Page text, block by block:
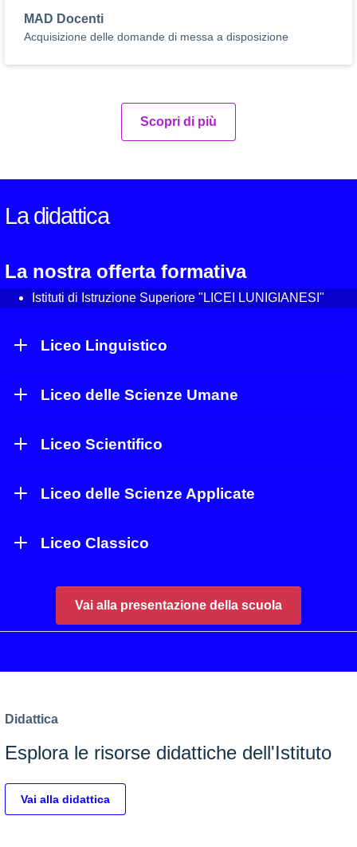
MAD Docenti
Acquisizione delle domande di messa a disposizione
Scopri di più
La didattica
La nostra offerta formativa
Istituti di Istruzione Superiore "LICEI LUNIGIANESI"
Liceo Linguistico
Liceo delle Scienze Umane
Liceo Scientifico
Liceo delle Scienze Applicate
Liceo Classico
Vai alla presentazione della scuola
Didattica
Esplora le risorse didattiche dell'Istituto
Vai alla didattica